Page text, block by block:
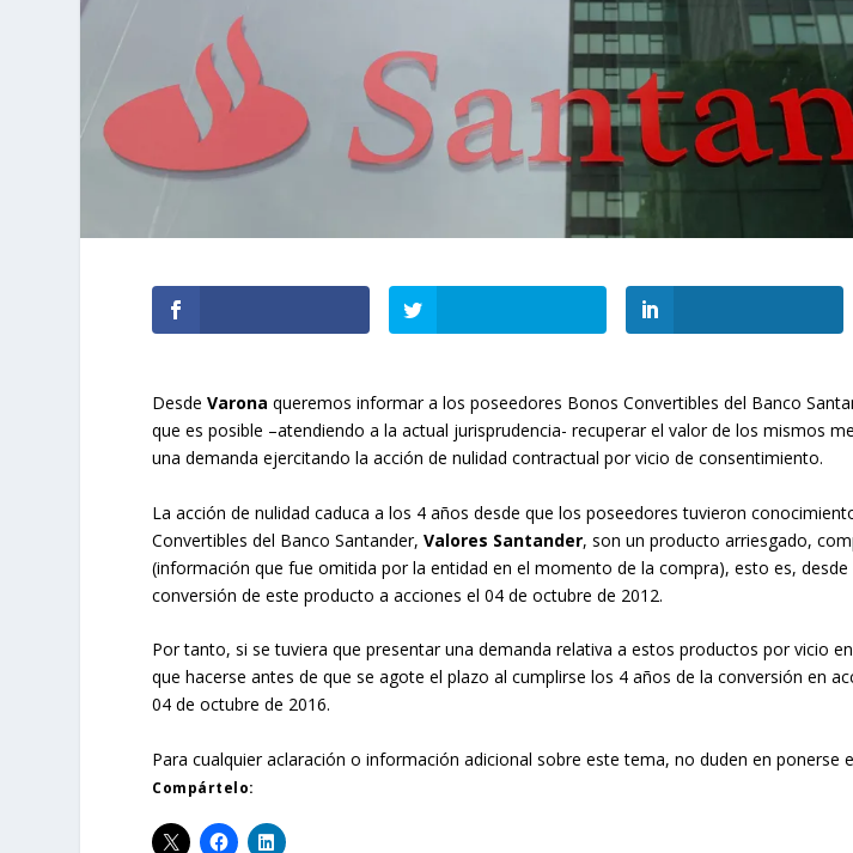
DesdeVarona queremos informar a los poseedores Bonos Convertibles del Banco
que es posible –atendiendo a la actual jurisprudencia- recuperar el valor de los mismos
una demanda ejercitando la acción de nulidad contractual por vicio de consentimiento.
La acción de nulidad caduca a los 4 años desde que los poseedores tuvieron
Convertibles del Banco Santander,Valores Santander, son un producto arriesgado,
(información que fue omitida por la entidad en el momento de la compra), esto es,
conversión de este producto a acciones el 04 de octubre de 2012.
Por tanto, si se tuviera que presentar una demanda relativa a estos productos por vicio
que hacerse antes de que se agote el plazo al cumplirse los 4 años de la conversión en
04 de octubre de 2016.
Para cualquier aclaración o información adicional sobre este tema, no duden en ponerse
Compártelo: